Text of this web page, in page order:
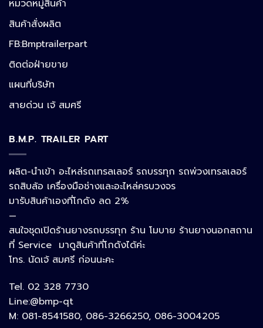
หมวดหมู่สินค้า
สินค้าสั่งผลิต
FB:Bmptrailerpart
ติดต่อฝ่ายขาย
แผนที่บริษัท
สายด่วน เจ้ สมศรี
B.M.P. TRAILER PART
ผลิต-นำเข้า อะไหล่รถเทรลเลอร์ รถบรรทุก รถพ่วงเทรลเลอร์
รถสิบล้อ เครื่องมือช่างและอะไหล่ครบวงจร
มารับสินค้าเองที่โกดัง ลด 2%
—
สนใจชุดเปิดร้านยางรถบรรทุก ร้าน โมบาย ร้านยางนอกสถาน
ที่ Service มาดูสินค้าที่โกดังได้ค่ะ
โทร. นัดเจ้ สมศรี ก่อนนะคะ
Tel. 02 328 7730
Line:@bmp-qt
M: 081-8541580, 086-3266250, 086-3004205